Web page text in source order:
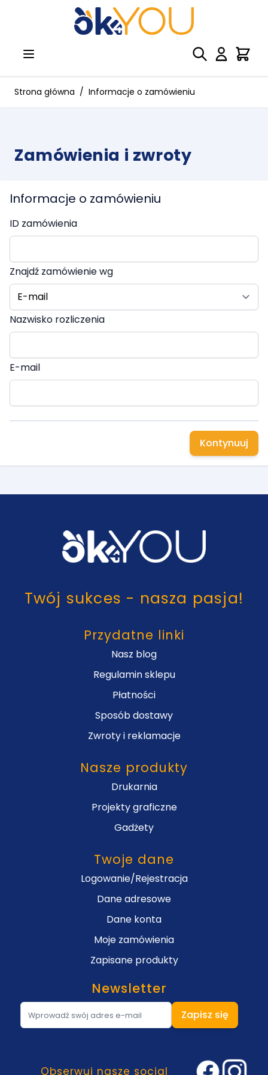
Przejdź do treści
Strona główna / Informacje o zamówieniu
Zamówienia i zwroty
Informacje o zamówieniu
ID zamówienia
Znajdź zamówienie wg
Nazwisko rozliczenia
E-mail
Kontynuuj
Twój sukces - nasza pasja!
Przydatne linki
Nasz blog
Regulamin sklepu
Płatności
Sposób dostawy
Zwroty i reklamacje
Nasze produkty
Drukarnia
Projekty graficzne
Gadżety
Twoje dane
Logowanie/Rejestracja
Dane adresowe
Dane konta
Moje zamówienia
Zapisane produkty
Newsletter
Adres e-mailZapisz się
Obserwuj nasze social